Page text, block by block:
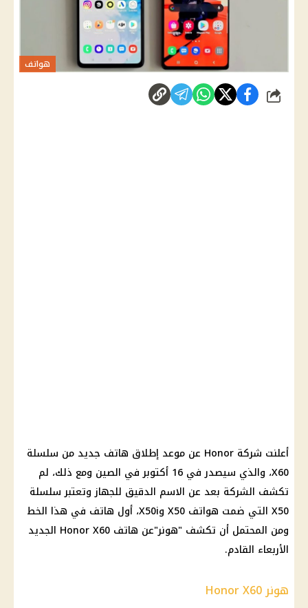
هواتف
شارك
أعلنت شركة Honor عن موعد إطلاق هاتف جديد من سلسلة
X60، والذي سيصدر في 16 أكتوبر في الصين ومع ذلك، لم
تكشف الشركة بعد عن الاسم الدقيق للجهاز وتعتبر سلسلة
X50 التي ضمت هواتف X50 وX50i، أول هاتف في هذا الخط
ومن المحتمل أن تكشف "هونر"عن هاتف Honor X60 الجديد
الأربعاء القادم.
هونر Honor X60